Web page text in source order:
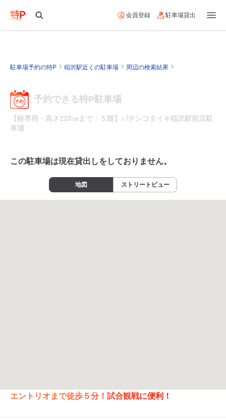
会員登録 駐車場貸出
駐車場予約の特P 稲沢駅近くの駐車場 周辺の検索結果
予約できる特P駐車場
【軽専用・高さ220㎝まで・５階】パチンコタイキ稲沢駅前店駐
車場
この駐車場は現在貸出しをしておりません。
地図 ストリートビュー
エントリオまで徒歩５分！試合観戦に便利！